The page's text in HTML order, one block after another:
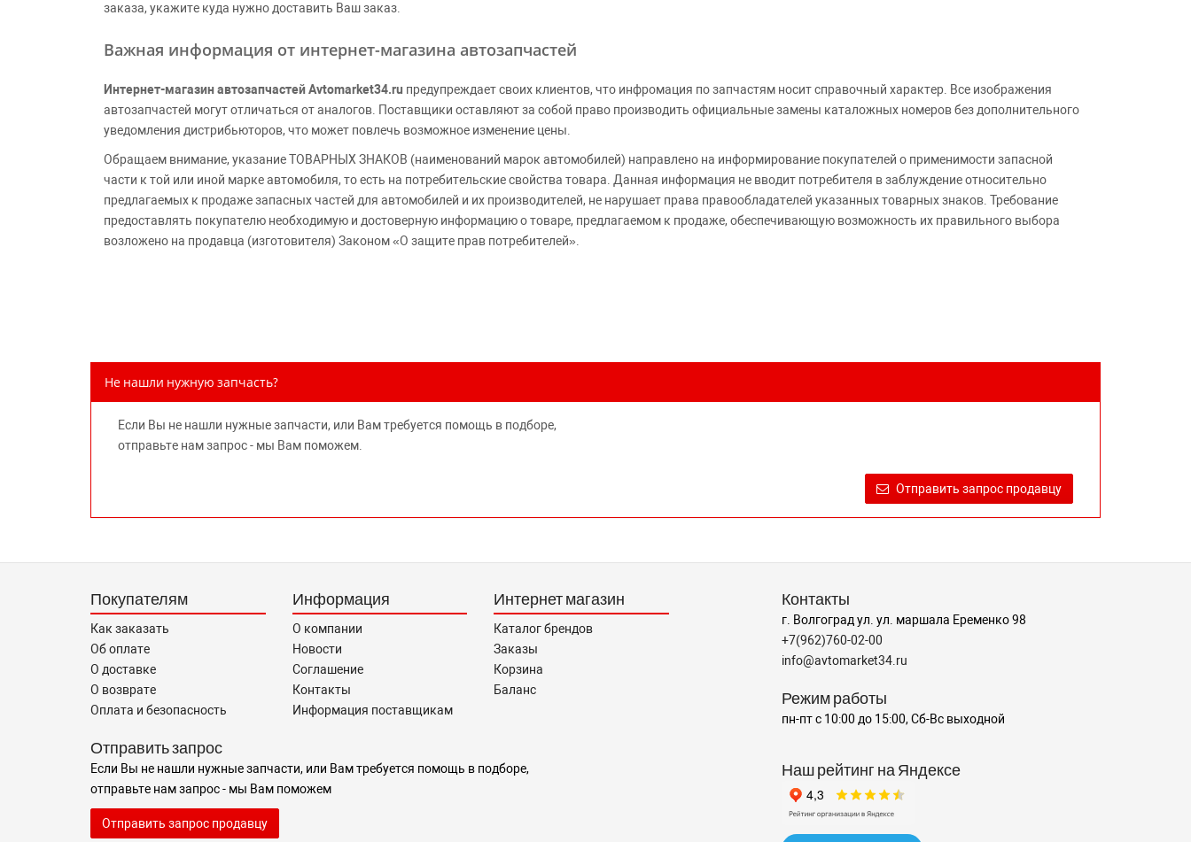
заказа, укажите куда нужно доставить Ваш заказ.
Важная информация от интернет-магазина автозапчастей
Интернет-магазин автозапчастей Avtomarket34.ru предупреждает своих клиентов, что инфромация по запчастям носит справочный характер. Все изображения
автозапчастей могут отличаться от аналогов. Поставщики оставляют за собой право производить официальные замены каталожных номеров без дополнительного
уведомления дистрибьюторов, что может повлечь возможное изменение цены.
Обращаем внимание, указание ТОВАРНЫХ ЗНАКОВ (наименований марок автомобилей) направлено на информирование покупателей о применимости запасной
части к той или иной марке автомобиля, то есть на потребительские свойства товара. Данная информация не вводит потребителя в заблуждение относительно
предлагаемых к продаже запасных частей для автомобилей и их производителей, не нарушает права правообладателей указанных товарных знаков. Требование
предоставлять покупателю необходимую и достоверную информацию о товаре, предлагаемом к продаже, обеспечивающую возможность их правильного выбора
возложено на продавца (изготовителя) Законом «О защите прав потребителей».
Не нашли нужную запчасть?
Если Вы не нашли нужные запчасти, или Вам требуется помощь в подборе,
отправьте нам запрос - мы Вам поможем.
Отправить запрос продавцу
Покупателям
Как заказать
Об оплате
О доставке
О возврате
Оплата и безопасность
Информация
О компании
Новости
Соглашение
Контакты
Информация поставщикам
Интернет магазин
Каталог брендов
Заказы
Корзина
Баланс
Отправить запрос
Если Вы не нашли нужные запчасти, или Вам требуется помощь в подборе,
отправьте нам запрос - мы Вам поможем
Отправить запрос продавцу
Контакты
г. Волгоград ул. ул. маршала Еременко 98
+7(962)760-02-00
info@avtomarket34.ru
Режим работы
пн-пт с 10:00 до 15:00, Сб-Вс выходной
Наш рейтинг на Яндексе